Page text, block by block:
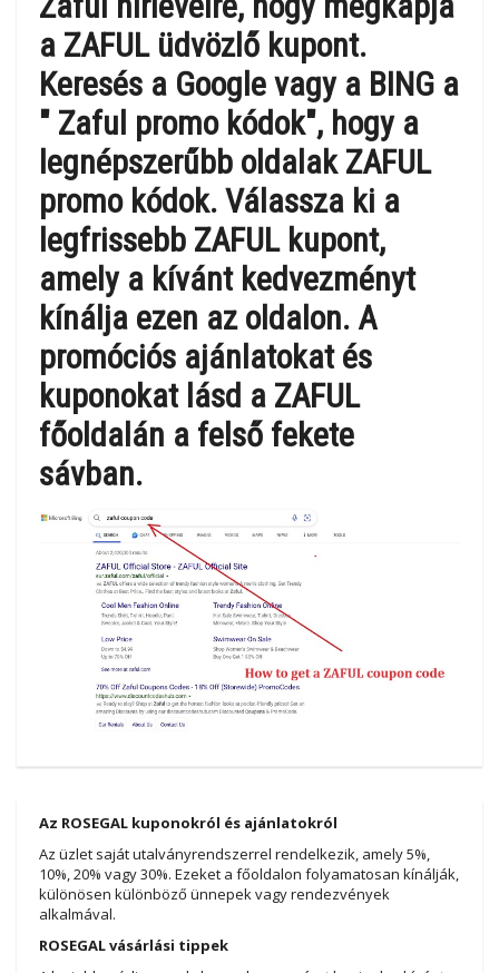
a ZAFUL üdvözlő kupont.
Keresés a Google vagy a BING a
" Zaful promo kódok", hogy a
legnépszerűbb oldalak ZAFUL
promo kódok. Válassza ki a
legfrissebb ZAFUL kupont,
amely a kívánt kedvezményt
kínálja ezen az oldalon. A
promóciós ajánlatokat és
kuponokat lásd a ZAFUL
főoldalán a felső fekete
sávban.
Az ROSEGAL kuponokról és ajánlatokról
Az üzlet saját utalványrendszerrel rendelkezik, amely 5%,
10%, 20% vagy 30%. Ezeket a főoldalon folyamatosan kínálják,
különösen különböző ünnepek vagy rendezvények
alkalmával.
ROSEGAL vásárlási tippek